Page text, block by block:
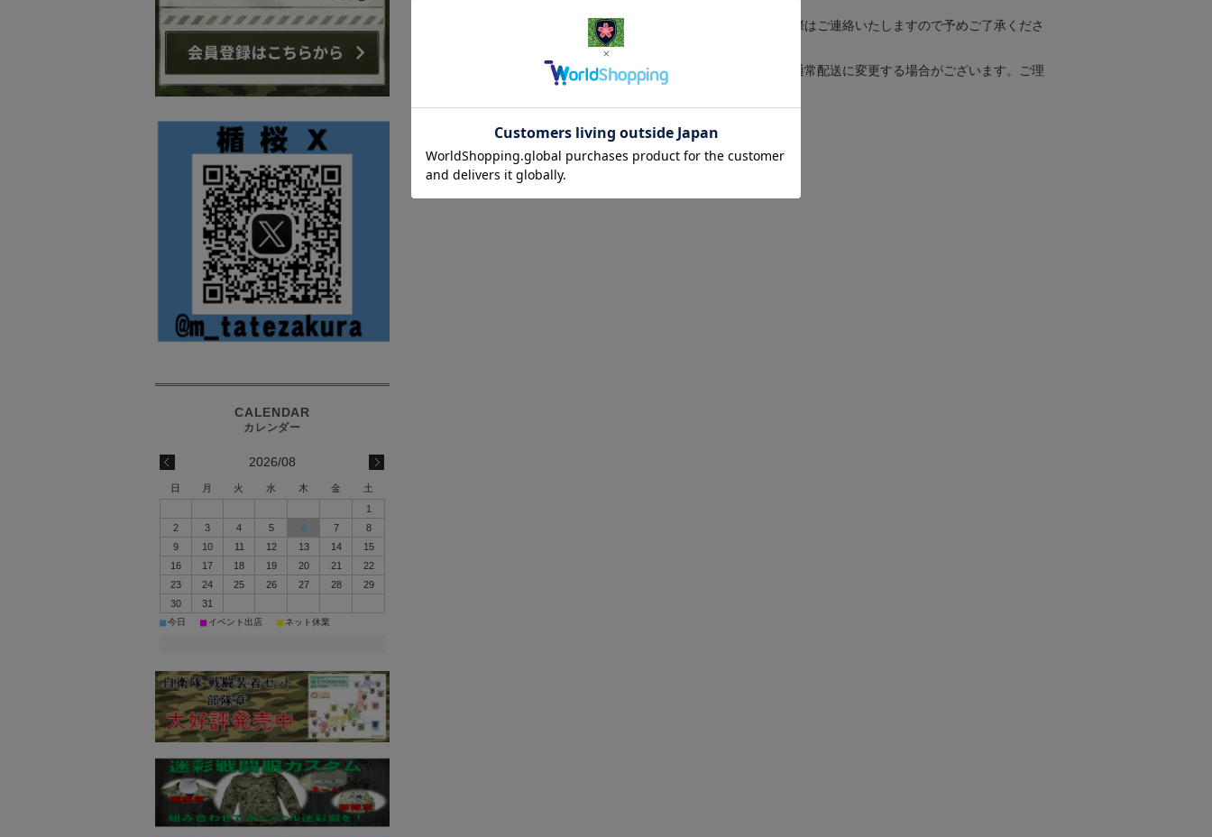
※ご注文状況により作成にお時間を頂く場合がございます。その際はご連絡いたしますので予めご了承くださ
※ゆうパケット対応商品：複数ご注文（厚さ３ｃｍ以上）の際は通常配送に変更する場合がございます。ご理
2026/08
日 月 火 水 木 金
土
1
2
3 4 5 6 7
8
9
10 11 12 13 14
15
16
17 18 19 20 21
22
23
24 25 26 27 28
29
30
31
■今日 ■ イベント出店 ■ ネット休業